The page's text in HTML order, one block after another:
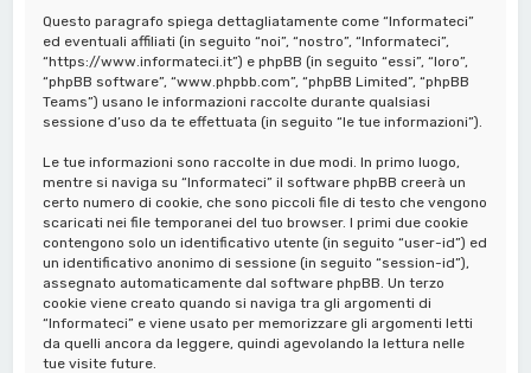
Questo paragrafo spiega dettagliatamente come “Informateci”
ed eventuali affiliati (in seguito “noi”, “nostro”, “Informateci”,
“https://www.informateci.it”) e phpBB (in seguito “essi”, “loro”,
“phpBB software”, “www.phpbb.com”, “phpBB Limited”, “phpBB
Teams”) usano le informazioni raccolte durante qualsiasi
sessione d’uso da te effettuata (in seguito “le tue informazioni”).
Le tue informazioni sono raccolte in due modi. In primo luogo,
mentre si naviga su “Informateci” il software phpBB creerà un
certo numero di cookie, che sono piccoli file di testo che vengono
scaricati nei file temporanei del tuo browser. I primi due cookie
contengono solo un identificativo utente (in seguito “user-id”) ed
un identificativo anonimo di sessione (in seguito “session-id”),
assegnato automaticamente dal software phpBB. Un terzo
cookie viene creato quando si naviga tra gli argomenti di
“Informateci” e viene usato per memorizzare gli argomenti letti
da quelli ancora da leggere, quindi agevolando la lettura nelle
tue visite future.